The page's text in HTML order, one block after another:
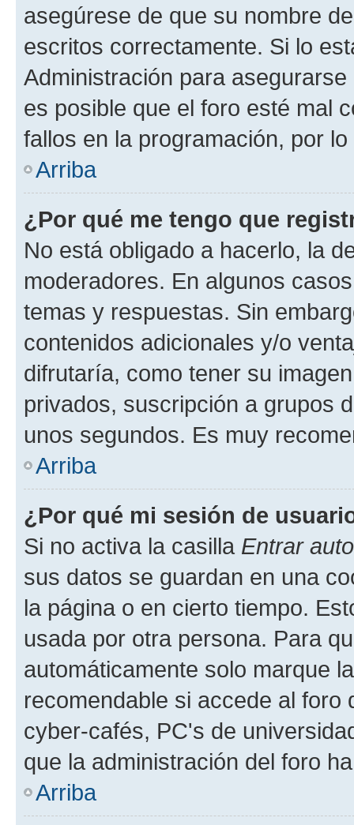
asegúrese de que su nombre
escritos correctamente. Si lo
Administración para
es posible que el foro esté mal
fallos en la programación, por
Arriba
¿Por qué me tengo que
No está obligado a hacerlo, la
moderadores. En algunos
temas y respuestas. Sin
contenidos adicionales y/o
difrutaría, como tener su
privados, suscripción a grupos
unos segundos. Es muy
Arriba
¿Por qué mi sesión de
Si no activa la casilla Entrar
sus datos se guardan en una
la página o en cierto tiempo.
usada por otra persona. Para
automáticamente solo marque
recomendable si accede al foro
cyber-cafés, PC's de
que la administración del foro
Arriba